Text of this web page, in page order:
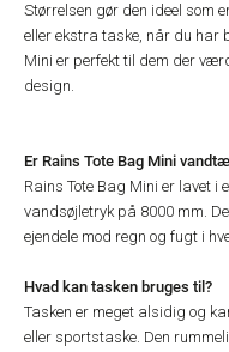
Størrelsen gør den ideel som
eller ekstra taske, når du har
Mini er perfekt til dem der
design.
Er Rains Tote Bag Mini
Rains Tote Bag Mini er lavet i
vandsøjletryk på 8000 mm.
ejendele mod regn og fugt i
Hvad kan tasken bruges til?
Tasken er meget alsidig og
eller sportstaske. Den